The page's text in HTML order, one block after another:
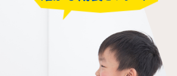
海老名市